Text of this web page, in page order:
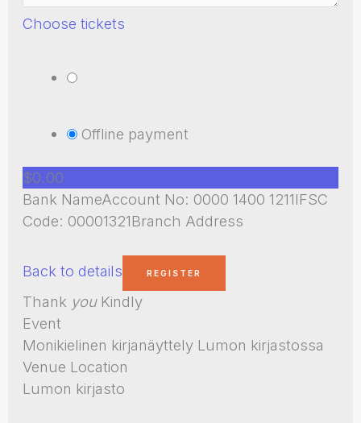
Choose tickets
Offline payment
$0.00
Bank NameAccount No: 0000 1400 1211IFSC
Code: 00001321Branch Address
Back to details
Thank youKindly
Event
Monikielinen kirjanäyttely Lumon kirjastossa
Venue Location
Lumon kirjasto